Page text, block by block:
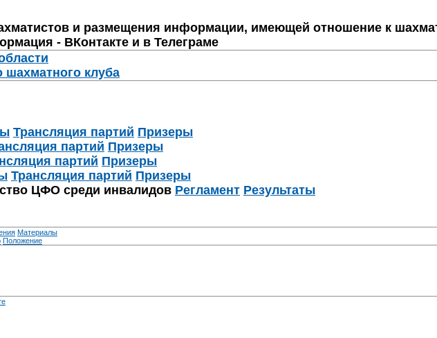
и размещения информации, имеющей отношение к
- ВКонтакте и в Телеграме
шахматного клуба
Трансляция партий Призеры
партий Призеры
партий Призеры
Трансляция партий Призеры
ЦФО среди инвалидов Регламент Результаты
Материалы
Положение